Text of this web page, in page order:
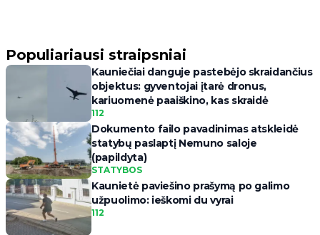
Populiariausi straipsniai
Kauniečiai danguje pastebėjo skraidančius
objektus: gyventojai įtarė dronus,
kariuomenė paaiškino, kas skraidė
112
Dokumento failo pavadinimas atskleidė
statybų paslaptį Nemuno saloje
(papildyta)
STATYBOS
Kaunietė paviešino prašymą po galimo
užpuolimo: ieškomi du vyrai
112